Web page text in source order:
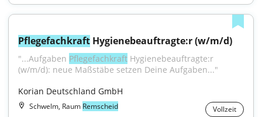
Pflegefachkraft Hygienebeauftragte:r (w/m/d)
"...Aufgaben Pflegefachkraft Hygienebeauftragte:r
(w/m/d): neue Maßstäbe setzen Deine Aufgaben..."
Korian Deutschland GmbH
Schwelm, Raum Remscheid Vollzeit